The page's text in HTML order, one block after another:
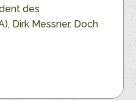
des
Dirk Messner. Doch